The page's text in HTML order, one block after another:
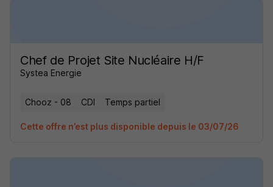
Chef de Projet Site Nucléaire H/F
Systea Energie
Chooz - 08 CDI Temps partiel
Cette offre n’est plus disponible depuis le 03/07/26